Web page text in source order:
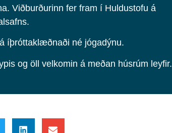
Viðburðurinn fer fram í Huldustofu á
íþróttaklæðnaði né jógadýnu.
og öll velkomin á meðan húsrúm leyfir.